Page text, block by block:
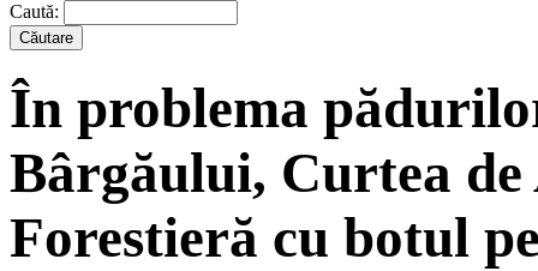
Caută:
În problema
Bârgăului, Curtea
Forestieră cu botul